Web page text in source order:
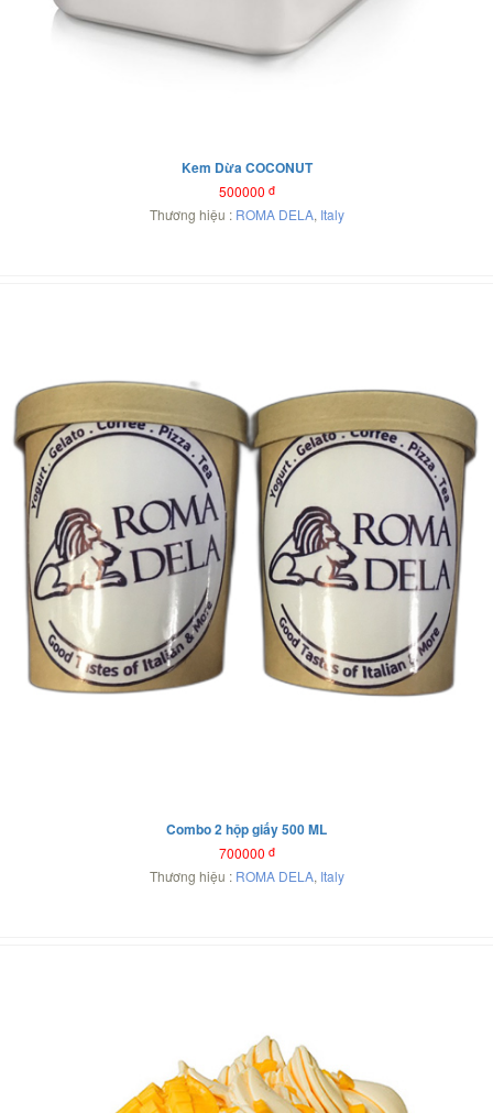
Kem Dừa COCONUT
500000 đ
Thương hiệu : ROMA DELA, Italy
Combo 2 hộp giấy 500 ML
700000 đ
Thương hiệu : ROMA DELA, Italy